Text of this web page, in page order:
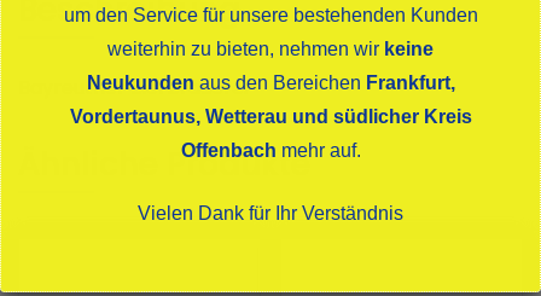
Bayreuther Bierbrauerei
Ähnliche Produkte
um den Service für unsere bestehenden Kunden
weiterhin zu bieten, nehmen wir keine
Neukunden aus den Bereichen Frankfurt,
Vordertaunus, Wetterau und südlicher Kreis
Offenbach mehr auf.
Vielen Dank für Ihr Verständnis